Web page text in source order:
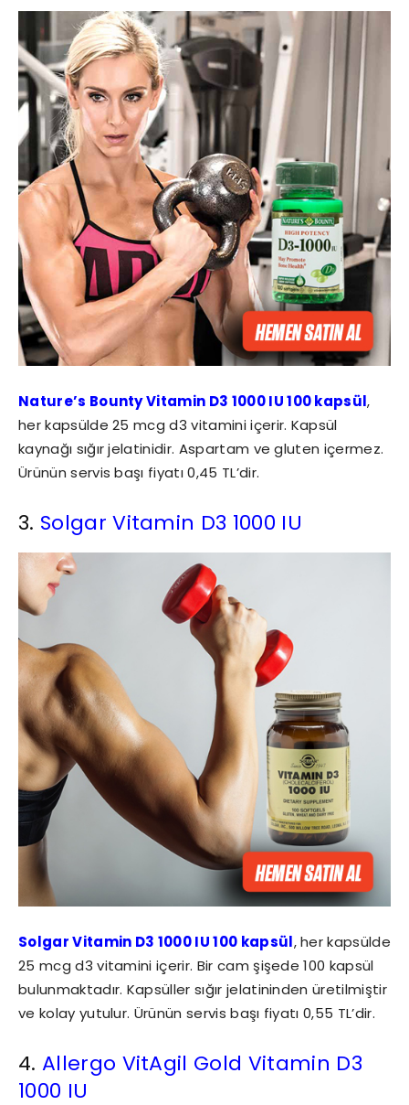
Nature’s Bounty Vitamin D3 1000 IU 100 kapsül,
her kapsülde 25 mcg d3 vitamini içerir. Kapsül
kaynağı sığır jelatinidir. Aspartam ve gluten içermez.
Ürünün servis başı fiyatı 0,45 TL’dir.
3. Solgar Vitamin D3 1000 IU
Solgar Vitamin D3 1000 IU 100 kapsül, her kapsülde
25 mcg d3 vitamini içerir. Bir cam şişede 100 kapsül
bulunmaktadır. Kapsüller sığır jelatininden üretilmiştir
ve kolay yutulur. Ürünün servis başı fiyatı 0,55 TL’dir.
4. Allergo VitAgil Gold Vitamin D3
1000 IU